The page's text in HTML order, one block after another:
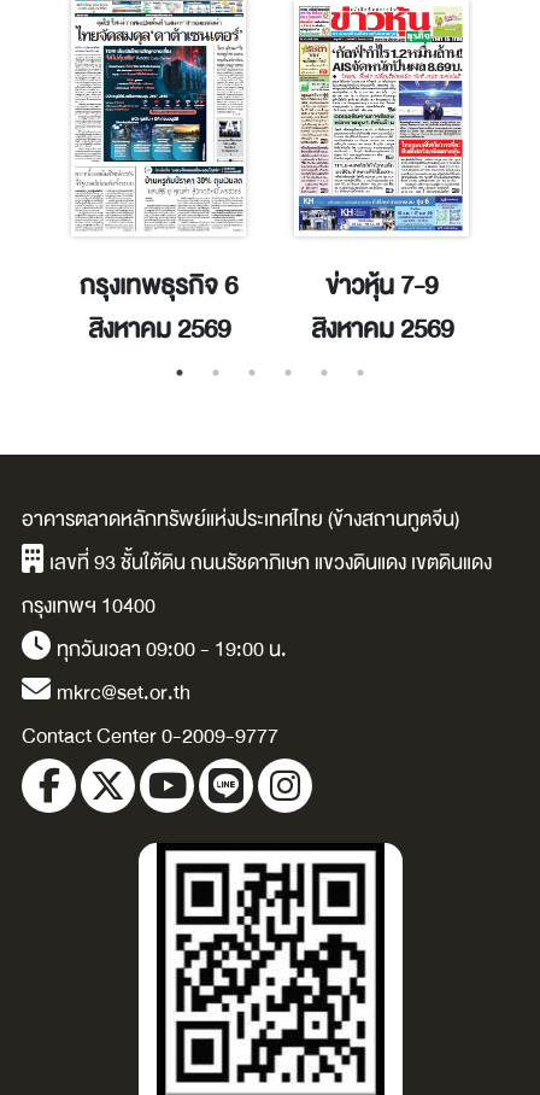
กรุงเทพธุรกิจ 6
สิงหาคม 2569
ข่าวหุ้น 7-9
สิงหาคม 2569
อาคารตลาดหลักทรัพย์แห่งประเทศไทย (ข้างสถานทูตจีน)
เลขที่ 93 ชั้นใต้ดิน ถนนรัชดาภิเษก แขวงดินแดง เขตดินแดง
กรุงเทพฯ 10400
ทุกวันเวลา 09:00 - 19:00 น.
mkrc@set.or.th
Contact Center 0-2009-9777